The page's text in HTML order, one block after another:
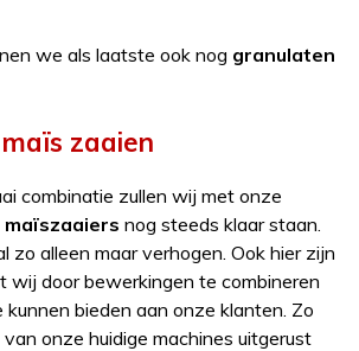
we als laatste ook nog granulaten
zaaien
combinatie zullen wij met onze
nog steeds klaar staan.
zo alleen maar verhogen. Ook hier zijn
wij door bewerkingen te combineren
bieden aan onze klanten. Zo
onze huidige machines uitgerust